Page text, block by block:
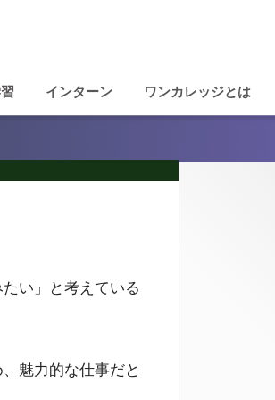
インターン ワンカレッジとは
い」と考えている
魅力的な仕事だと